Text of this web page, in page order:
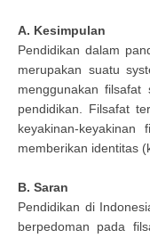
A. Kesimpulan
Pendidikan dalam
merupakan suatu
menggunakan filsafat
pendidikan. Filsafat
keyakinan-
memberikan identitas
B. Saran
Pendidikan di
berpedoman pada